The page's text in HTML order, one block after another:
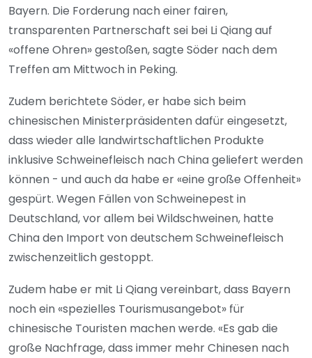
Bayern. Die Forderung nach einer fairen,
transparenten Partnerschaft sei bei Li Qiang auf
«offene Ohren» gestoßen, sagte Söder nach dem
Treffen am Mittwoch in Peking.
Zudem berichtete Söder, er habe sich beim
chinesischen Ministerpräsidenten dafür eingesetzt,
dass wieder alle landwirtschaftlichen Produkte
inklusive Schweinefleisch nach China geliefert werden
können - und auch da habe er «eine große Offenheit»
gespürt. Wegen Fällen von Schweinepest in
Deutschland, vor allem bei Wildschweinen, hatte
China den Import von deutschem Schweinefleisch
zwischenzeitlich gestoppt.
Zudem habe er mit Li Qiang vereinbart, dass Bayern
noch ein «spezielles Tourismusangebot» für
chinesische Touristen machen werde. «Es gab die
große Nachfrage, dass immer mehr Chinesen nach